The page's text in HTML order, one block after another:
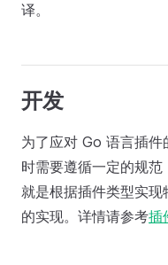
译。
开发
为了应对 Go 语言插
时需要遵循一定的规
就是根据插件类型实
的实现。详情请参考插